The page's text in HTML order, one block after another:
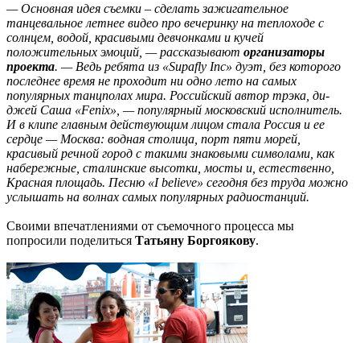
— Основная идея съемки – сделать зажигательное
танцевальное летнее видео про вечеринку на теплоходе с
солнцем, водой, красивыми девчонками и кучей
положительных эмоций, — рассказывают организаторы
проекта. — Ведь ребята из «Supafly Inc» дуэт, без которого
последнее время не проходит ни одно лето на самых
популярных танцполах мира. Российский автор трэка, ди-
джей Саша «Fenix», — популярный московский исполнитель.
И в клипе главным действующим лицом стала Россия и ее
сердце — Москва: водная столица, порт пяти морей,
красивый речной город с такими знаковыми символами, как
набережные, сталинские высотки, мосты и, естественно,
Красная площадь. Песню «I believe» сегодня без труда можно
услышать на волнах самых популярных радиостанций.
Своими впечатлениями от съемочного процесса мы
попросили поделиться Татьяну Боргоякову.